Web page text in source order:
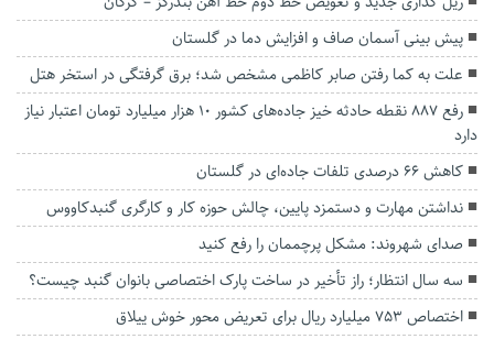
پیش بینی آسمان صاف و افزایش دما در گلستان
علت به کما رفتن صابر کاظمی مشخص شد؛ برق گرفتگی در استخر هتل
رفع ۸۸۷ نقطه حادثه خیز جاده‌های کشور ۱۰ هزار میلیارد تومان اعتبار نیاز
دارد
کاهش ۶۶ درصدی تلفات جاده‌ای در گلستان
نداشتن مهارت و دستمزد پایین، چالش حوزه کار و کارگری گنبدکاووس
صدای شهروند: مشکل پرچممان را رفع کنید
سه سال انتظار؛ راز تأخیر در ساخت پارک اختصاصی بانوان گنبد چیست؟
اختصاص ۷۵۳ میلیارد ریال برای تعریض محور خوش ییلاق